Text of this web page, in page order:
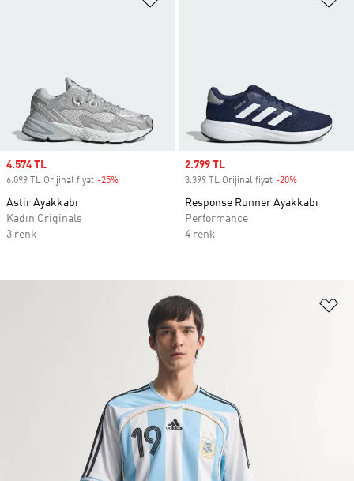
Sale price
4.574 TL
6.099 TL Orijinal fiyat -25%
Astir Ayakkabı
Kadın Originals
3 renk
Sale price
2.799 TL
3.399 TL Orijinal fiyat -20%
Response Runner Ayakkabı
Performance
4 renk